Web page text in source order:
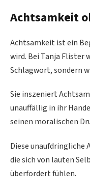
Achtsamkeit
Achtsamkeit ist ein
wird. Bei Tanja Flister
Schlagwort, sondern
Sie inszeniert
unauffällig in ihr
seinen moralischen
Diese unaufdringliche
die sich von lauten
überfordert fühlen.